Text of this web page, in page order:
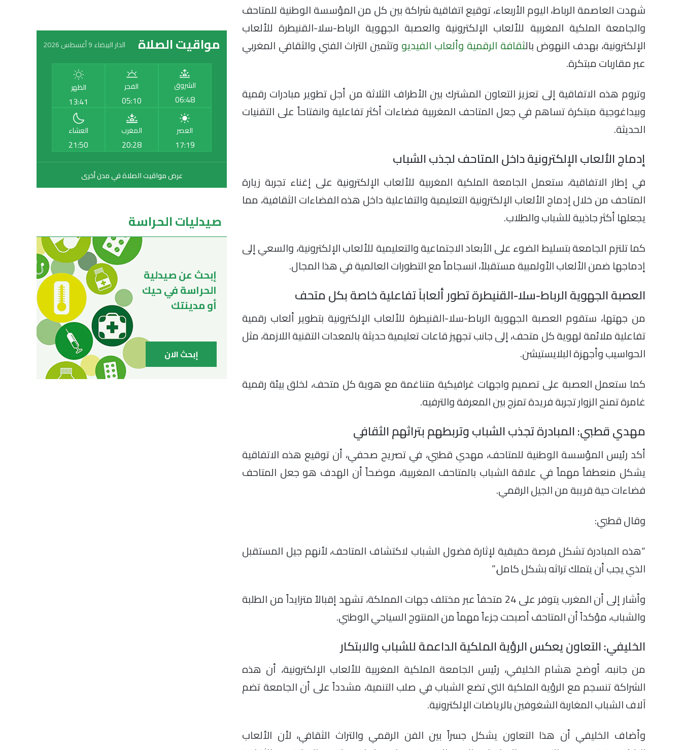
شهدت العاصمة الرباط، اليوم الأربعاء، توقيع اتفاقية شراكة بين كل من المؤسسة الوطنية للمتاحف
والجامعة الملكية المغربية للألعاب الإلكترونية والعصبة الجهوية الرباط-سلا-القنيطرة للألعاب
الإلكترونية، بهدف النهوض بالثقافة الرقمية وألعاب الفيديو وتثمين التراث الفني والثقافي المغربي
عبر مقاربات مبتكرة.
وتروم هذه الاتفاقية إلى تعزيز التعاون المشترك بين الأطراف الثلاثة من أجل تطوير مبادرات رقمية
وبيداغوجية مبتكرة تساهم في جعل المتاحف المغربية فضاءات أكثر تفاعلية وانفتاحاً على التقنيات
الحديثة.
إدماج الألعاب الإلكترونية داخل المتاحف لجذب الشباب
في إطار الاتفاقية، ستعمل الجامعة الملكية المغربية للألعاب الإلكترونية على إغناء تجربة زيارة
المتاحف من خلال إدماج الألعاب الإلكترونية التعليمية والتفاعلية داخل هذه الفضاءات الثقافية، مما
يجعلها أكثر جاذبية للشباب والطلاب.
كما تلتزم الجامعة بتسليط الضوء على الأبعاد الاجتماعية والتعليمية للألعاب الإلكترونية، والسعي إلى
إدماجها ضمن الألعاب الأولمبية مستقبلاً، انسجاماً مع التطورات العالمية في هذا المجال.
العصبة الجهوية الرباط-سلا-القنيطرة تطور ألعاباً تفاعلية خاصة بكل متحف
من جهتها، ستقوم العصبة الجهوية الرباط-سلا-القنيطرة للألعاب الإلكترونية بتطوير ألعاب رقمية
تفاعلية ملائمة لهوية كل متحف، إلى جانب تجهيز قاعات تعليمية حديثة بالمعدات التقنية اللازمة، مثل
الحواسيب وأجهزة البلايستيشن.
كما ستعمل العصبة على تصميم واجهات غرافيكية متناغمة مع هوية كل متحف، لخلق بيئة رقمية
غامرة تمنح الزوار تجربة فريدة تمزج بين المعرفة والترفيه.
مهدي قطبي: المبادرة تجذب الشباب وتربطهم بتراثهم الثقافي
أكد رئيس المؤسسة الوطنية للمتاحف، مهدي قطبي، في تصريح صحفي، أن توقيع هذه الاتفاقية
يشكل منعطفاً مهماً في علاقة الشباب بالمتاحف المغربية، موضحاً أن الهدف هو جعل المتاحف
فضاءات حية قريبة من الجيل الرقمي.
وقال قطبي:
“هذه المبادرة تشكل فرصة حقيقية لإثارة فضول الشباب لاكتشاف المتاحف، لأنهم جيل المستقبل
الذي يجب أن يتملك تراثه بشكل كامل.”
وأشار إلى أن المغرب يتوفر على 24 متحفاً عبر مختلف جهات المملكة، تشهد إقبالاً متزايداً من الطلبة
والشباب، مؤكداً أن المتاحف أصبحت جزءاً مهماً من المنتوج السياحي الوطني.
الخليفي: التعاون يعكس الرؤية الملكية الداعمة للشباب والابتكار
من جانبه، أوضح هشام الخليفي، رئيس الجامعة الملكية المغربية للألعاب الإلكترونية، أن هذه
الشراكة تنسجم مع الرؤية الملكية التي تضع الشباب في صلب التنمية، مشدداً على أن الجامعة تضم
آلاف الشباب المغاربة الشغوفين بالرياضات الإلكترونية.
وأضاف الخليفي أن هذا التعاون يشكل جسراً بين الفن الرقمي والتراث الثقافي، لأن الألعاب